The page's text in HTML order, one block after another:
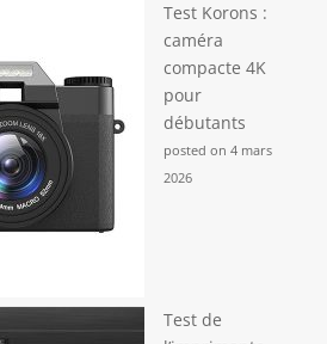
ou une batterie externe pour
Test Korons :
caméra
compacte 4K
pour
débutants
posted on 4 mars
2026
Test de